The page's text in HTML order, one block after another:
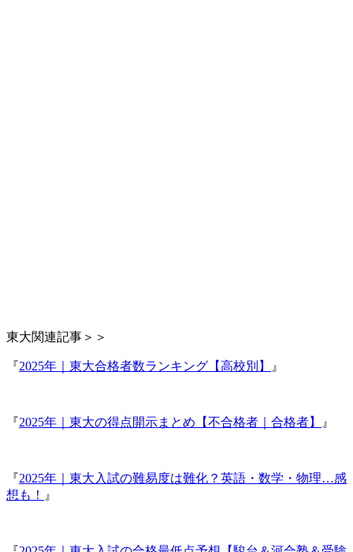
東大関連記事＞＞
『 2025年｜東大合格者数ランキング【高校別】 』
『 2025年｜東大の得点開示まとめ【不合格者｜合格者】 』
『 2025年｜東大入試の難易度は難化？英語・数学・物理…感
想も！ 』